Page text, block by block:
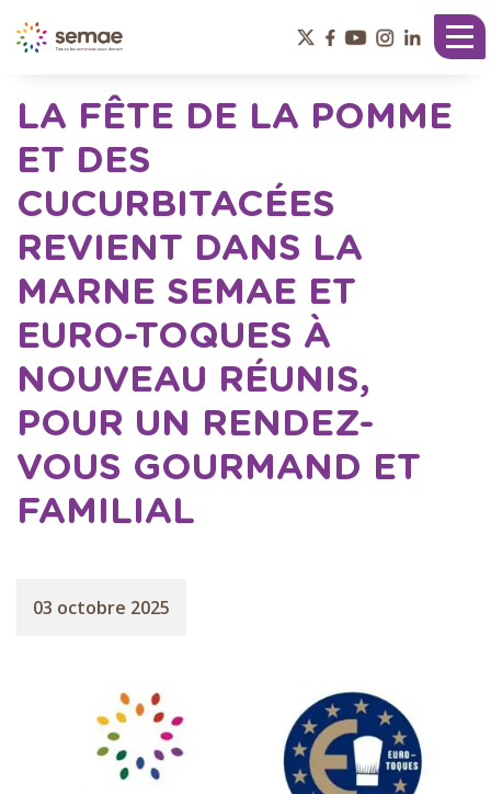
LA FÊTE DE LA POMME
ET DES
CUCURBITACÉES
REVIENT DANS LA
MARNE SEMAE ET
EURO-TOQUES À
NOUVEAU RÉUNIS,
POUR UN RENDEZ-
VOUS GOURMAND ET
FAMILIAL
03 octobre 2025